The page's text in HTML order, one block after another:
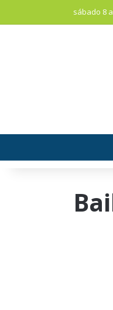
sábado 8